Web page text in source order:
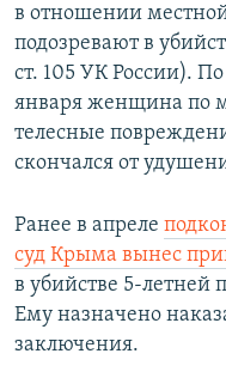
в отношении
подозревают в
ст. 105 УК России).
января женщина по
телесные
скончался от
Ранее в апреле
суд Крыма вынес
в убийстве 5-летней
Ему назначено
заключения.